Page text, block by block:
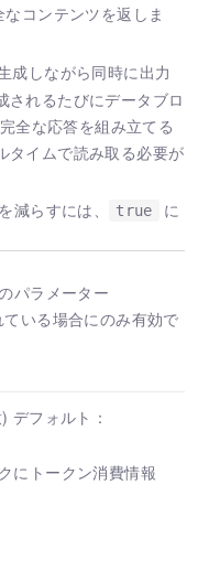
コンテンツを返しま
成しながら同時に出力
されるたびにデータブロ
全な応答を組み立てる
タイムで読み取る必要が
減らすには、
true
に
パラメーター
いる場合にのみ有効で
デフォルト：
にトークン消費情報